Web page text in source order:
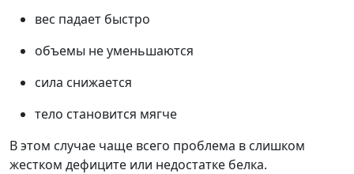
вес падает быстро
объемы не уменьшаются
сила снижается
тело становится мягче
В этом случае чаще всего проблема в слишком
жестком дефиците или недостатке белка.